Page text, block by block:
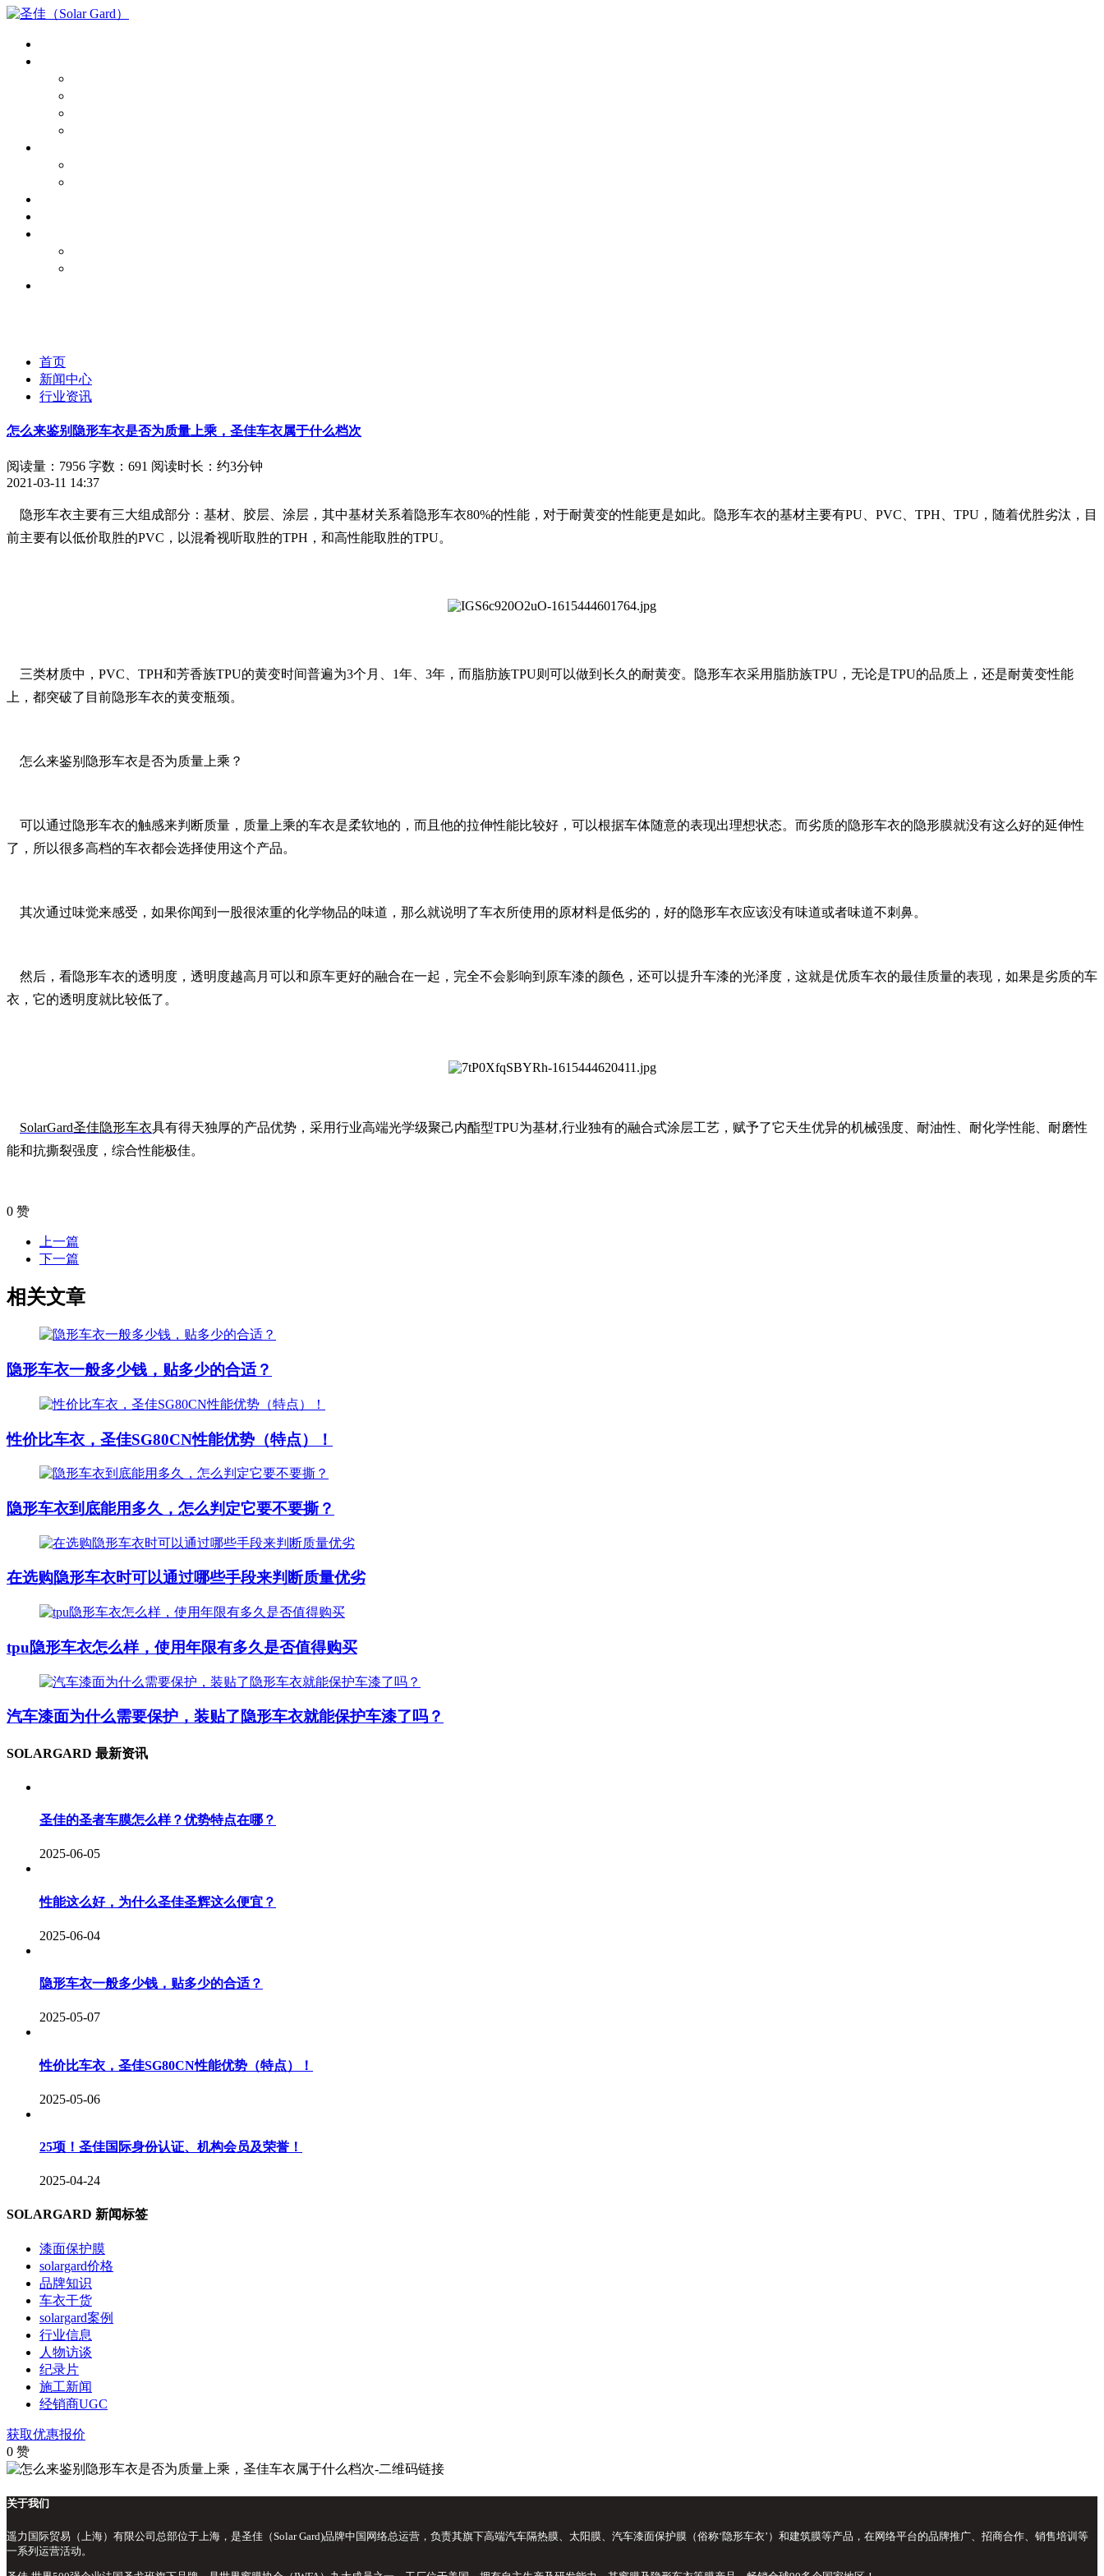
首页
新闻中心
行业资讯
怎么来鉴别隐形车衣是否为质量上乘，圣佳车衣属于什么档次
阅读量：7956 字数：691 阅读时长：约3分钟
2021-03-11 14:37
隐形车衣主要有三大组成部分：基材、胶层、涂层，其中基材关系着隐形车衣80%的性能，对于耐黄变的性能更是如此。隐形车衣的基材主要有PU、PVC、TPH、TPU，随着优胜劣汰，目
前主要有以低价取胜的PVC，以混肴视听取胜的TPH，和高性能取胜的TPU。
三类材质中，PVC、TPH和芳香族TPU的黄变时间普遍为3个月、1年、3年，而脂肪族TPU则可以做到长久的耐黄变。隐形车衣采用脂肪族TPU，无论是TPU的品质上，还是耐黄变性能
上，都突破了目前隐形车衣的黄变瓶颈。
怎么来鉴别隐形车衣是否为质量上乘？
可以通过隐形车衣的触感来判断质量，质量上乘的车衣是柔软地的，而且他的拉伸性能比较好，可以根据车体随意的表现出理想状态。而劣质的隐形车衣的隐形膜就没有这么好的延伸性
了，所以很多高档的车衣都会选择使用这个产品。
其次通过味觉来感受，如果你闻到一股很浓重的化学物品的味道，那么就说明了车衣所使用的原材料是低劣的，好的隐形车衣应该没有味道或者味道不刺鼻。
然后，看隐形车衣的透明度，透明度越高月可以和原车更好的融合在一起，完全不会影响到原车漆的颜色，还可以提升车漆的光泽度，这就是优质车衣的最佳质量的表现，如果是劣质的车
衣，它的透明度就比较低了。
SolarGard圣佳隐形车衣具有得天独厚的产品优势，采用行业高端光学级聚己内酯型TPU为基材,行业独有的融合式涂层工艺，赋予了它天生优异的机械强度、耐油性、耐化学性能、耐磨性
能和抗撕裂强度，综合性能极佳。
0 赞
上一篇
下一篇
相关文章
隐形车衣一般多少钱，贴多少的合适？
性价比车衣，圣佳SG80CN性能优势（特点）！
隐形车衣到底能用多久，怎么判定它要不要撕？
在选购隐形车衣时可以通过哪些手段来判断质量优劣
tpu隐形车衣怎么样，使用年限有多久是否值得购买
汽车漆面为什么需要保护，装贴了隐形车衣就能保护车漆了吗？
SOLARGARD 最新资讯
圣佳的圣者车膜怎么样？优势特点在哪？
2025-06-05
性能这么好，为什么圣佳圣辉这么便宜？
2025-06-04
隐形车衣一般多少钱，贴多少的合适？
2025-05-07
性价比车衣，圣佳SG80CN性能优势（特点）！
2025-05-06
25项！圣佳国际身份认证、机构会员及荣誉！
2025-04-24
SOLARGARD 新闻标签
漆面保护膜
solargard价格
品牌知识
车衣干货
solargard案例
行业信息
人物访谈
纪录片
施工新闻
经销商UGC
获取优惠报价
0 赞
关于我们
遥力国际贸易（上海）有限公司总部位于上海，是圣佳（Solar Gard)品牌中国网络总运营，负责其旗下高端汽车隔热膜、太阳膜、汽车漆面保护膜（俗称‘隐形车衣’）和建筑膜等产品，在网络平台的品牌推广、招商合作、销售培训等
一系列运营活动。